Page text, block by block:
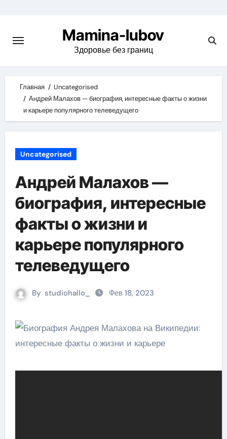
content
Mamina-lubov
Здоровье без границ
Главная
Uncategorised
Андрей Малахов — биография, интересные факты о жизни
и карьере популярного телеведущего
Uncategorised
Андрей Малахов —
биография, интересные
факты о жизни и
карьере популярного
телеведущего
By studiohallo_ Фев 18, 2023